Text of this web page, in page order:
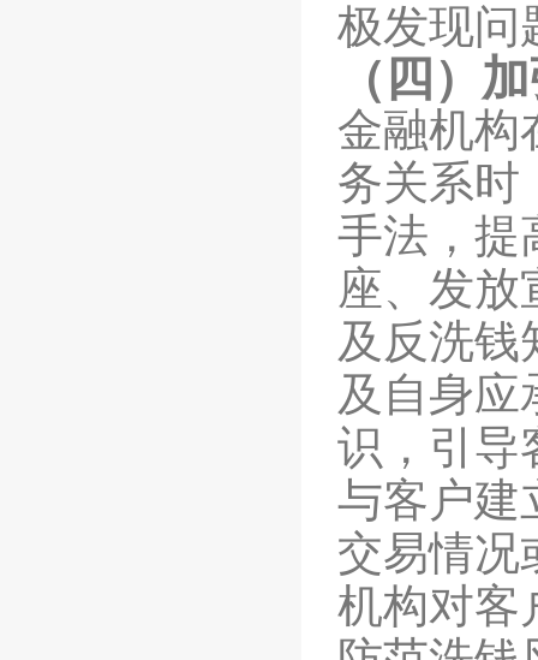
极发现问
（四）
金融机构
务关系时
手法，提
座、发放
及 反洗钱
及自身应
识，引导
与客户建
交易情况
机构对客